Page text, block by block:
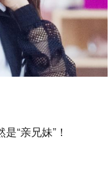
“亲兄妹”！